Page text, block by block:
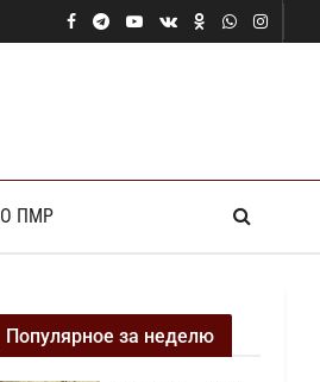
О ПМР
Популярное за неделю